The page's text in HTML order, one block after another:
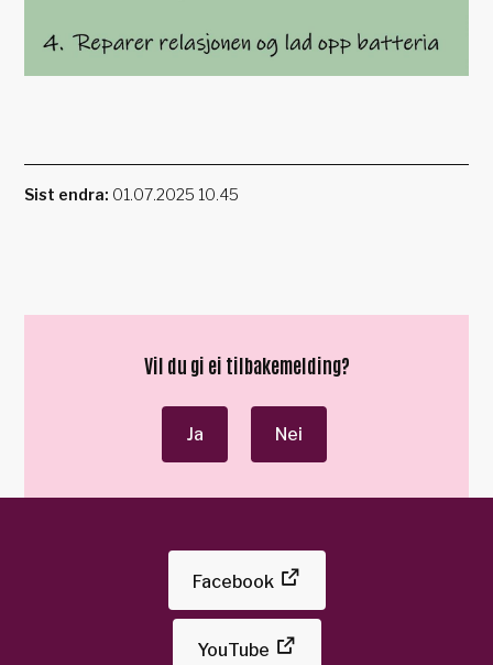
Sist endra 01.07.2025 10.45
Vil du gi ei tilbakemelding?
Ja Nei
Facebook
YouTube